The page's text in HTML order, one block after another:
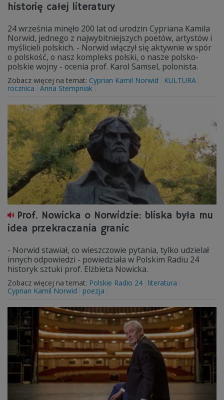
historię całej literatury
24 września minęło 200 lat od urodzin Cypriana Kamila
Norwid, jednego z najwybitniejszych poetów, artystów i
myślicieli polskich. - Norwid włączył się aktywnie w spór
o polskość, o nasz kompleks polski, o nasze polsko-
polskie wojny - ocenia prof. Karol Samsel, polonista.
Zobacz więcej na temat: Cyprian Kamil Norwid
KULTURA
rocznica
Anna Stempniak
Prof. Nowicka o Norwidzie: bliska była mu
idea przekraczania granic
- Norwid stawiał, co wieszczowie pytania, tylko udzielał
innych odpowiedzi - powiedziała w Polskim Radiu 24
historyk sztuki prof. Elżbieta Nowicka.
Zobacz więcej na temat: Polskie Radio 24
literatura
Cyprian Kamil Norwid
poezja